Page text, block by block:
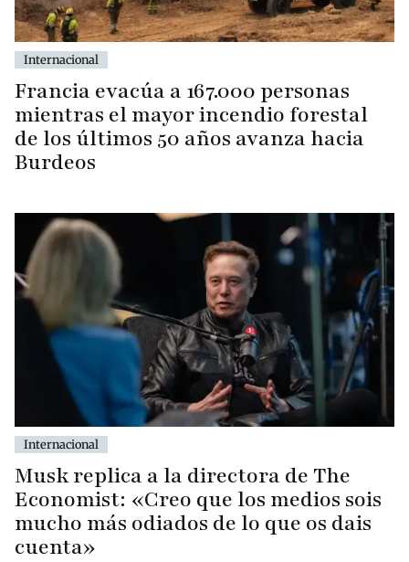
Internacional
Francia evacúa a 167.000 personas
mientras el mayor incendio forestal
de los últimos 50 años avanza hacia
Burdeos
Internacional
Musk replica a la directora de The
Economist: «Creo que los medios sois
mucho más odiados de lo que os dais
cuenta»